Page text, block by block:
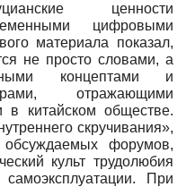
ценности
цифровыми
материала показал,
не просто словами, а
концептами и
отражающими
в китайском обществе.
скручивания»,
форумов,
культ трудолюбия
При